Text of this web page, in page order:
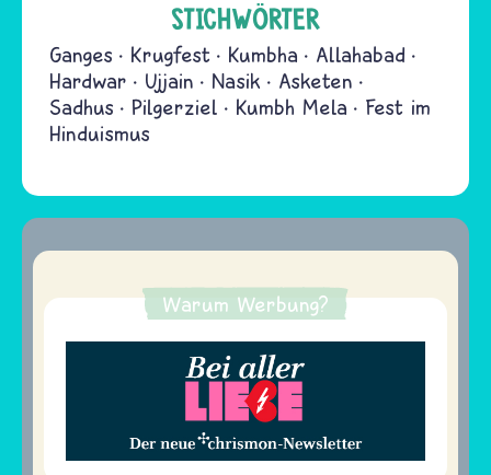
STICHWÖRTER
Ganges Krugfest Kumbha
Allahabad
Hardwar
Ujjain Nasik
Asketen
Sadhus
Pilgerziel Kumbh Mela
Fest im
Hinduismus
Warum Werbung?